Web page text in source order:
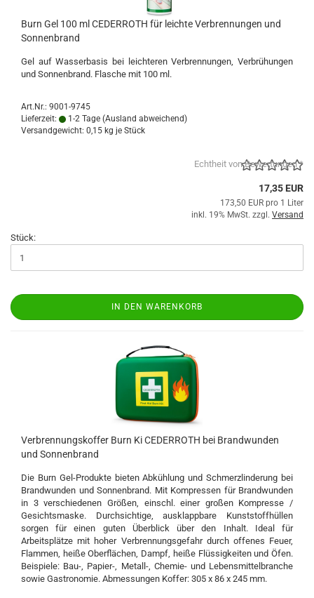
Burn Gel 100 ml CEDERROTH für leichte Verbrennungen und
Sonnenbrand
Gel auf Wasserbasis bei leichteren Verbrennungen, Verbrühungen
und Sonnenbrand. Flasche mit 100 ml.
Art.Nr.: 9001-9745
Lieferzeit:
1-2 Tage (Ausland abweichend)
Versandgewicht: 0,15 kg je Stück
Echtheit von Bewertungen *
17,35 EUR
173,50 EUR pro 1 Liter
inkl. 19% MwSt. zzgl. Versand
Stück:
IN DEN WARENKORB
Verbrennungskoffer Burn Ki CEDERROTH bei Brandwunden
und Sonnenbrand
Die Burn Gel-Produkte bieten Abkühlung und Schmerzlinderung bei
Brandwunden und Sonnenbrand. Mit Kompressen für Brandwunden
in 3 verschiedenen Größen, einschl. einer großen Kompresse /
Gesichtsmaske. Durchsichtige, ausklappbare Kunststoffhüllen
sorgen für einen guten Überblick über den Inhalt. Ideal für
Arbeitsplätze mit hoher Verbrennungsgefahr durch offenes Feuer,
Flammen, heiße Oberflächen, Dampf, heiße Flüssigkeiten und Öfen.
Beispiele: Bau-, Papier-, Metall-, Chemie- und Lebensmittelbranche
sowie Gastronomie. Abmessungen Koffer: 305 x 86 x 245 mm.